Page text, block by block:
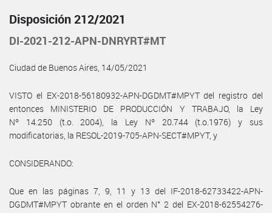
Disposición 212/2021
DI-2021-212-APN-DNRYRT#MT
Ciudad de Buenos Aires, 14/05/2021
VISTO el EX-2018-56180932-APN-DGDMT#MPYT del registro del
entonces MINISTERIO DE PRODUCCIÓN Y TRABAJO, la Ley
Nº 14.250 (t.o. 2004), la Ley Nº 20.744 (t.o.1976) y sus
modificatorias, la RESOL-2019-705-APN-SECT#MPYT, y
CONSIDERANDO:
Que en las páginas 7, 9, 11 y 13 del IF-2018-62733422-APN-
DGDMT#MPYT obrante en el orden N° 2 del EX-2018-62554276-